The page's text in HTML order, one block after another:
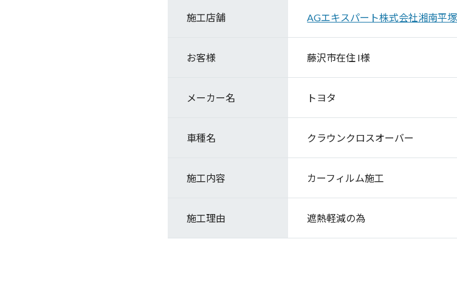
施工店舗 AGエキスパート株式会社湘南平
お客様 藤沢市在住 I様
メーカー名 トヨタ
車種名 クラウンクロスオーバー
施工内容 カーフィルム施工
施工理由 遮熱軽減の為